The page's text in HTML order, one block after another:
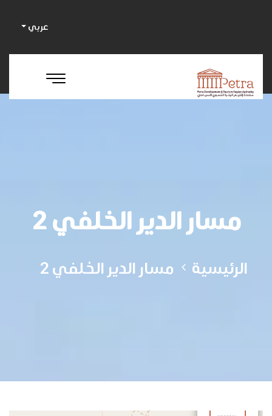
عربي
مسار الدير الخلفي 2
الرئيسية مسار الدير الخلفي 2